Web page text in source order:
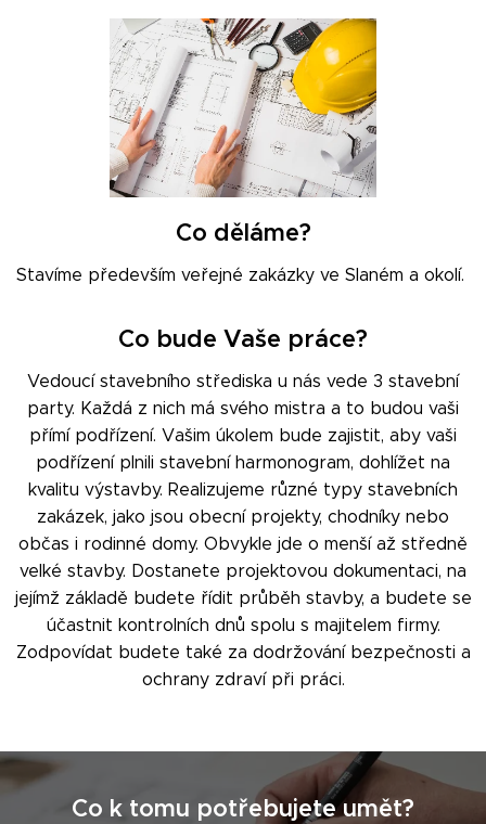
Co děláme?
Stavíme především veřejné zakázky ve Slaném a okolí.
Co bude Vaše práce?
Vedoucí stavebního střediska u nás vede 3 stavební
party. Každá z nich má svého mistra a to budou vaši
přímí podřízení. Vašim úkolem bude zajistit, aby vaši
podřízení plnili stavební harmonogram, dohlížet na
kvalitu výstavby. Realizujeme různé typy stavebních
zakázek, jako jsou obecní projekty, chodníky nebo
občas i rodinné domy. Obvykle jde o menší až středně
velké stavby. Dostanete projektovou dokumentaci, na
jejímž základě budete řídit průběh stavby, a budete se
účastnit kontrolních dnů spolu s majitelem firmy.
Zodpovídat budete také za dodržování bezpečnosti a
ochrany zdraví při práci.
Co k tomu potřebujete umět?